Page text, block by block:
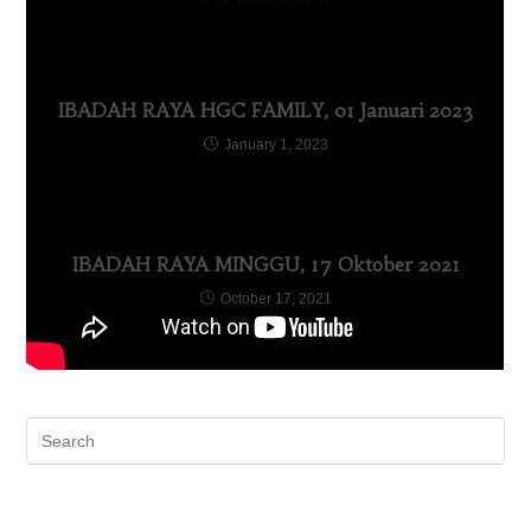
IBADAH RAYA HGC FAMILY, 01 Januari 2023
January 1, 2023
IBADAH RAYA MINGGU, 17 Oktober 2021
October 17, 2021